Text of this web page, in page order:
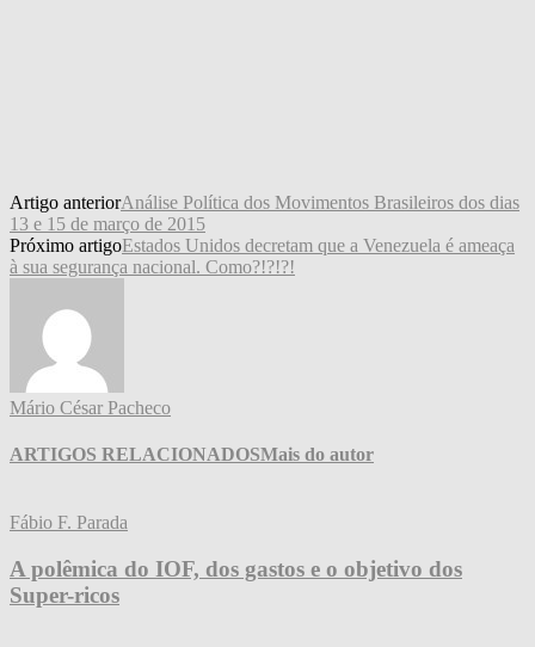
Artigo anteriorAnálise Política dos Movimentos Brasileiros dos dias
13 e 15 de março de 2015
Próximo artigoEstados Unidos decretam que a Venezuela é ameaça
à sua segurança nacional. Como?!?!?!
Mário César Pacheco
ARTIGOS RELACIONADOSMais do autor
Fábio F. Parada
A polêmica do IOF, dos gastos e o objetivo dos
Super-ricos